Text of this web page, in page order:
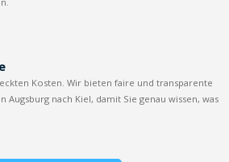
Kosten. Wir bieten faire und transparente
Augsburg nach Kiel, damit Sie genau wissen, was